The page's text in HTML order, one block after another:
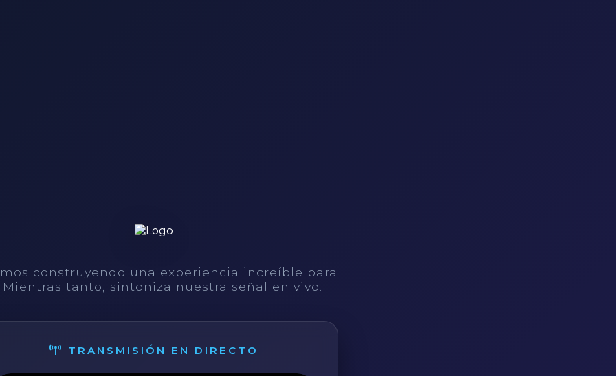
construyendo una experiencia increíble para
tanto, sintoniza nuestra señal en vivo.
TRANSMISIÓN EN DIRECTO